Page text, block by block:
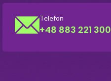
Telefon
+48 883 221 300